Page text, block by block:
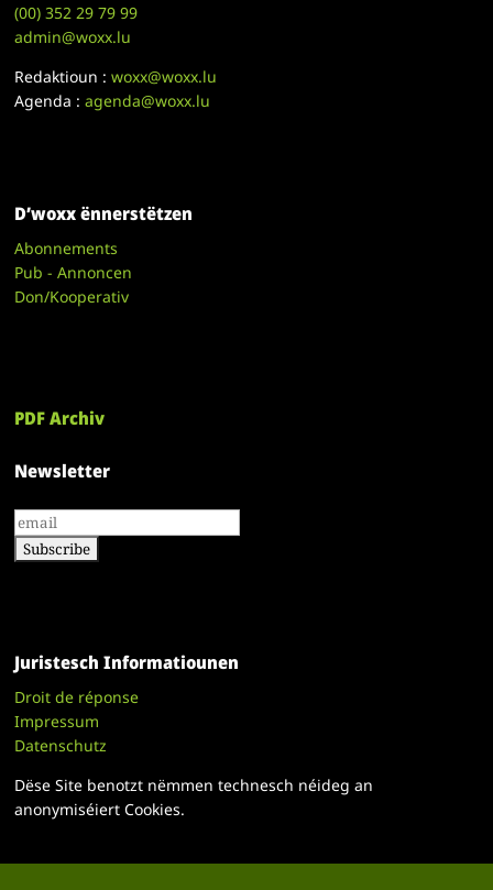
(00)352 29 79 99
admin@woxx.lu
Redaktioun :woxx@woxx.lu
Agenda :agenda@woxx.lu
D’woxx ënnerstëtzen
Abonnements
Pub - Annoncen
Don/Kooperativ
PDF Archiv
Newsletter
Juristesch Informatiounen
Droit de réponse
Impressum
Datenschutz
Dëse Site benotzt nëmmen technesch néideg an
anonymiséiert Cookies.